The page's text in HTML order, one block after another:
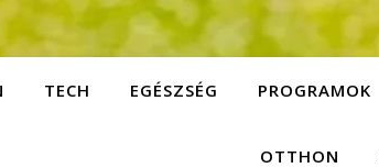
TECH EGÉSZSÉG PROGRAMOK
OTTHON